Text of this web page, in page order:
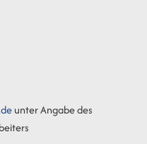
unter Angabe des